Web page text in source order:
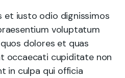
et iusto odio dignissimos
voluptatum
dolores et quas
occaecati cupiditate non
in culpa qui officia